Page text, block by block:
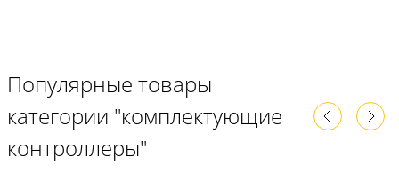
Популярные товары
категории "комплектующие
контроллеры"